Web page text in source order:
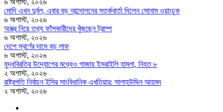
৬ অগাস্ট, ২০২৬
মোদি এখন দুর্বল, এবার বড় আন্দোলনের সতর্কবার্তা দিলেন সোনাম ওয়াংচুক
৬ অগাস্ট, ২০২৬
অস্ত্র নিয়ে তথ্য ফাঁসকারীদের খুঁজছেন ট্রাম্প
৬ অগাস্ট, ২০২৬
দেশে স্বর্ণের দামে বড় লাফ
৬ অগাস্ট, ২০২৬
যুদ্ধবিরতির উদ্যোগের মধ্যেও গাজায় ইসরাইলি হামলা, নিহত ৮
২ অগাস্ট, ২০২৬
রাষ্ট্রপতি নির্বাচন ইসির সাংবিধানিক এখতিয়ার: সালাহউদ্দিন আহমদ
২ অগাস্ট, ২০২৬